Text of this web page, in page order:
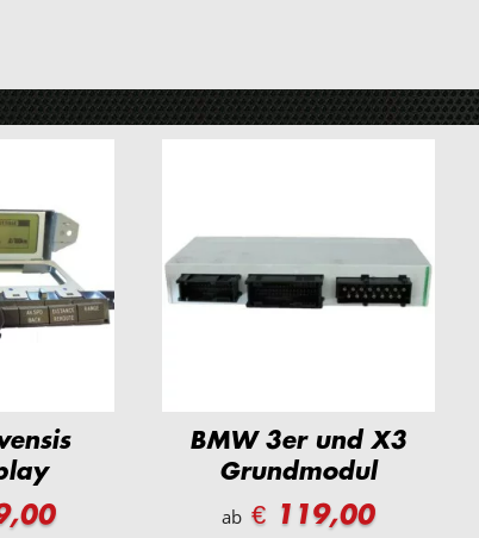
BMW 3er und X3
Grundmodul
ab € 119,00